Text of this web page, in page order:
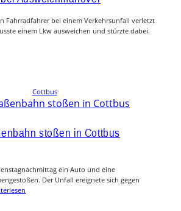
Fahrradfahrer bei einem Verkehrsunfall verletzt
einem Lkw ausweichen und stürzte dabei.
Cottbus
stoßen in Cottbus
ein Auto und eine
Der Unfall ereignete sich gegen